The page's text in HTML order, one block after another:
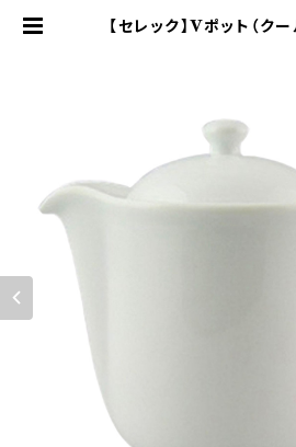
【セレック】Vポット（クー